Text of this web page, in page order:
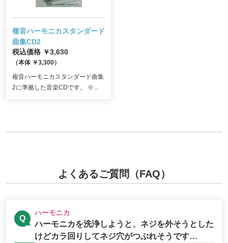
複音ハーモニカスタンダード
曲集CD2
税込価格 ￥3,630
（本体 ￥3,300）
複音ハーモニカスタンダード曲集
2に準拠した音楽CDです。 ※...
よくあるご質問（FAQ）
ハーモニカ
ハーモニカを洗浄しようと、ネジを外そうとした
けどカラ回りしてネジ穴がつぶれそうです…